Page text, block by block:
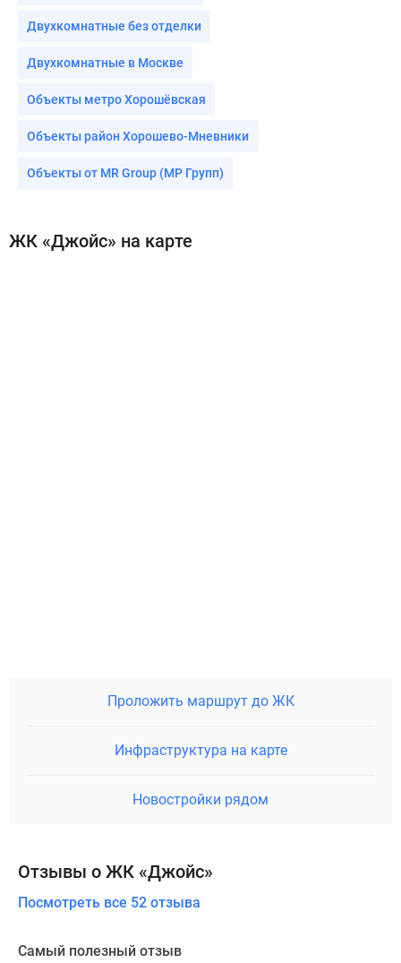
Двухкомнатные без отделки
Двухкомнатные в Москве
Объекты метро Хорошёвская
Объекты район Хорошево-Мневники
Объекты от MR Group (МР Групп)
ЖК «Джойс» на карте
Проложить маршрут до ЖК
Инфраструктура на карте
Новостройки рядом
Отзывы о ЖК «Джойс»
Посмотреть все 52 отзыва
Самый полезный отзыв